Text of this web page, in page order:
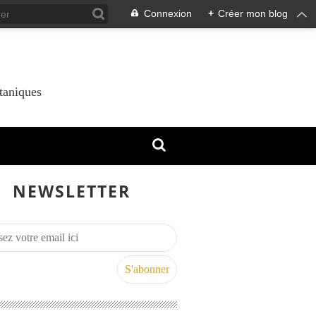
Connexion + Créer mon blog
NEWSLETTER